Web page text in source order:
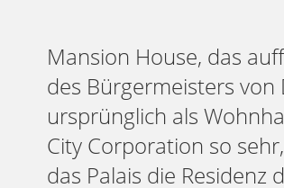
Mansion House, das
des Bürgermeisters von
ursprünglich als
City Corporation so
das Palais die Residenz